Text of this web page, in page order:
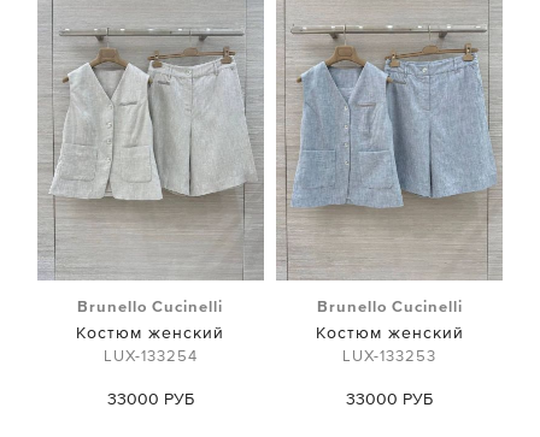
Brunello Cucinelli
Костюм женский
LUX-133254
33000 РУБ
Brunello Cucinelli
Костюм женский
LUX-133253
33000 РУБ